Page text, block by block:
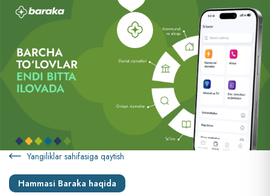
Yangiliklar sahifasiga qaytish
Hammasi Baraka haqida